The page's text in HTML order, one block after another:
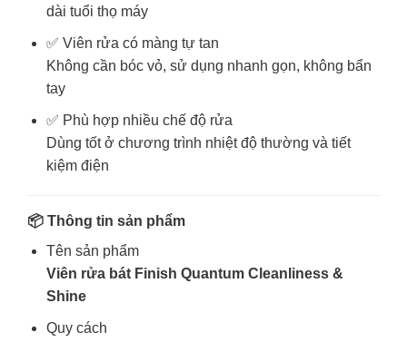
dài tuổi thọ máy
✅ Viên rửa có màng tự tan
Không cần bóc vỏ, sử dụng nhanh gọn, không bẩn
tay
✅ Phù hợp nhiều chế độ rửa
Dùng tốt ở chương trình nhiệt độ thường và tiết
kiệm điện
📦 Thông tin sản phẩm
Tên sản phẩm
Viên rửa bát Finish Quantum Cleanliness &
Shine
Quy cách